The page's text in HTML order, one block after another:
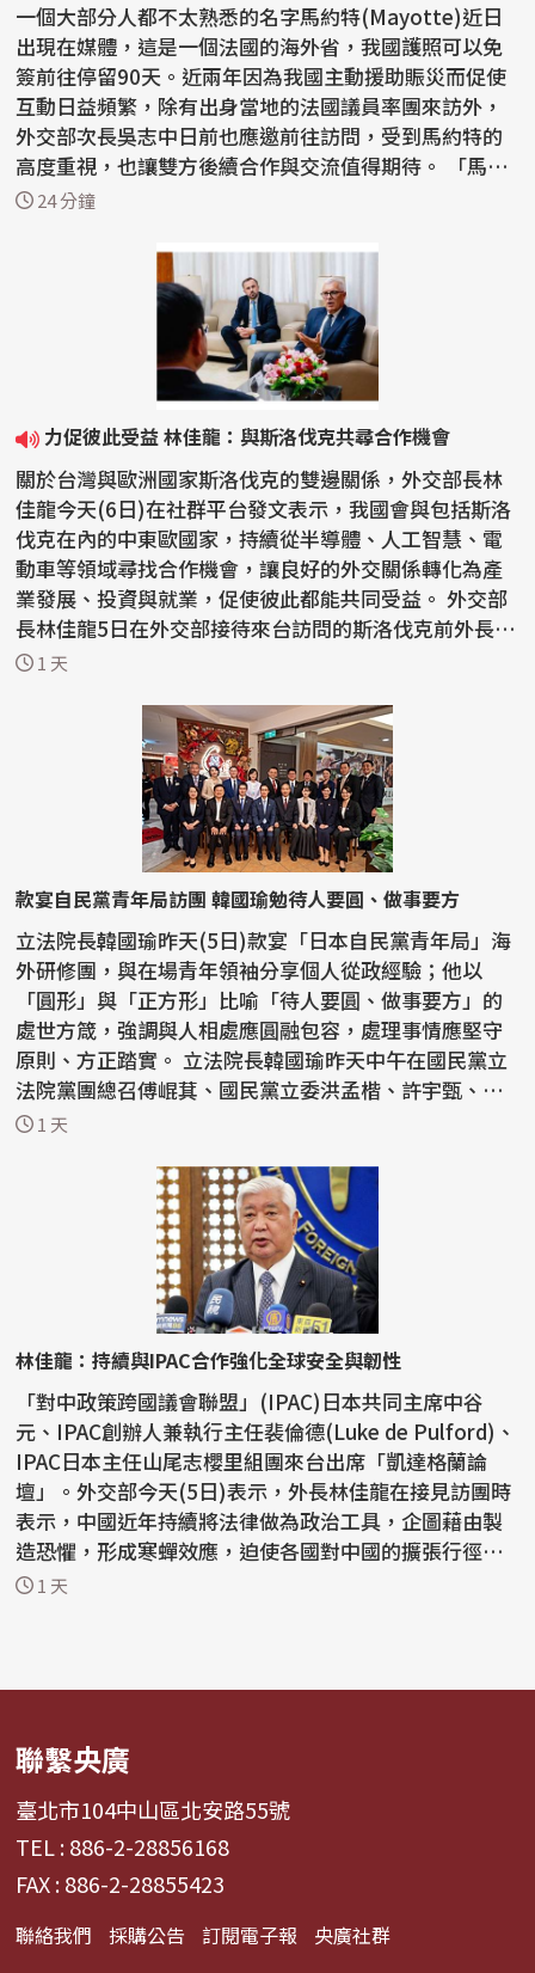
一個大部分人都不太熟悉的名字馬約特(Mayotte)近日
出現在媒體，這是一個法國的海外省，我國護照可以免
簽前往停留90天。近兩年因為我國主動援助賑災而促使
互動日益頻繁，除有出身當地的法國議員率團來訪外，
外交部次長吳志中日前也應邀前往訪問，受到馬約特的
高度重視，也讓雙方後續合作與交流值得期待。 「馬約
特島...
24 分鐘
力促彼此受益 林佳龍：與斯洛伐克共尋合作機會
關於台灣與歐洲國家斯洛伐克的雙邊關係，外交部長林
佳龍今天(6日)在社群平台發文表示，我國會與包括斯洛
伐克在內的中東歐國家，持續從半導體、人工智慧、電
動車等領域尋找合作機會，讓良好的外交關係轉化為產
業發展、投資與就業，促使彼此都能共同受益。 外交部
長林佳龍5日在外交部接待來台訪問的斯洛伐克前外長柯
爾喬...
1 天
款宴自民黨青年局訪團 韓國瑜勉待人要圓、做事要方
立法院長韓國瑜昨天(5日)款宴「日本自民黨青年局」海
外研修團，與在場青年領袖分享個人從政經驗；他以
「圓形」與「正方形」比喻「待人要圓、做事要方」的
處世方箴，強調與人相處應圓融包容，處理事情應堅守
原則、方正踏實。 立法院長韓國瑜昨天中午在國民黨立
法院黨團總召傅崐萁、國民黨立委洪孟楷、許宇甄、林
思銘、...
1 天
林佳龍：持續與IPAC合作強化全球安全與韌性
「對中政策跨國議會聯盟」(IPAC)日本共同主席中谷
元、IPAC創辦人兼執行主任裴倫德(Luke de Pulford)、
IPAC日本主任山尾志櫻里組團來台出席「凱達格蘭論
壇」。外交部今天(5日)表示，外長林佳龍在接見訪團時
表示，中國近年持續將法律做為政治工具，企圖藉由製
造恐懼，形成寒蟬效應，迫使各國對中國的擴張行徑保
持沈默，因...
1 天
聯繫央廣
臺北市104中山區北安路55號
TEL : 886-2-28856168
FAX : 886-2-28855423
聯絡我們 採購公告 訂閱電子報 央廣社群